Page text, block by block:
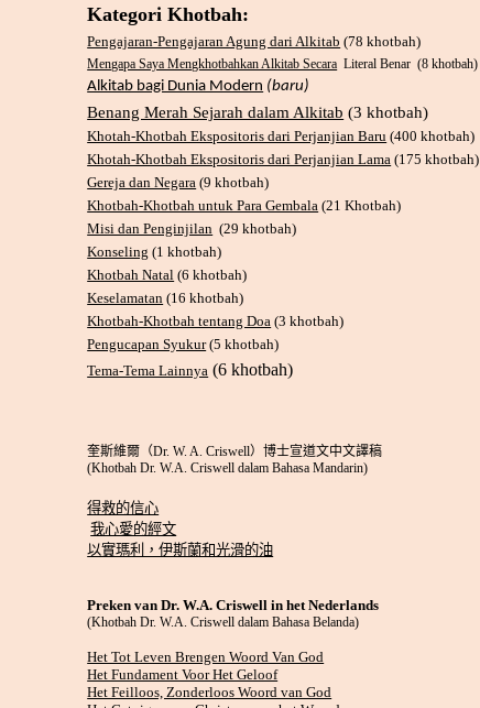
Kategori Khotbah:
Pengajaran-Pengajaran Agung dari Alkitab (78 khotbah)
Mengapa Saya Mengkhotbahkan Alkitab Secara Literal Benar (8 khotbah)
Alkitab bagi Dunia Modern (baru)
Benang Merah Sejarah dalam Alkitab (3 khotbah)
Khotah-Khotbah Ekspositoris dari Perjanjian Baru (400 khotbah)
Khotah-Khotbah Ekspositoris dari Perjanjian Lama (175 khotbah)
Gereja dan Negara (9 khotbah)
Khotbah-Khotbah untuk Para Gembala (21 Khotbah)
Misi dan Penginjilan (29 khotbah)
Konseling (1 khotbah)
Khotbah Natal (6 khotbah)
Keselamatan (16 khotbah)
Khotbah-Khotbah tentang Doa (3 khotbah)
Pengucapan Syukur(5 khotbah)
Tema-Tema Lainnya (6 khotbah)
奎斯維爾（Dr. W. A. Criswell）博士宣道文中文譯稿
(Khotbah Dr. W.A. Criswell dalam Bahasa Mandarin)
得救的信心
我心愛的經文
以實瑪利，伊斯蘭和光滑的油
Preken van Dr. W.A. Criswell in het Nederlands
(Khotbah Dr. W.A. Criswell dalam Bahasa Belanda)
Het Tot Leven Brengen Woord Van God
Het Fundament Voor Het Geloof
Het Feilloos, Zonderloos Woord van God